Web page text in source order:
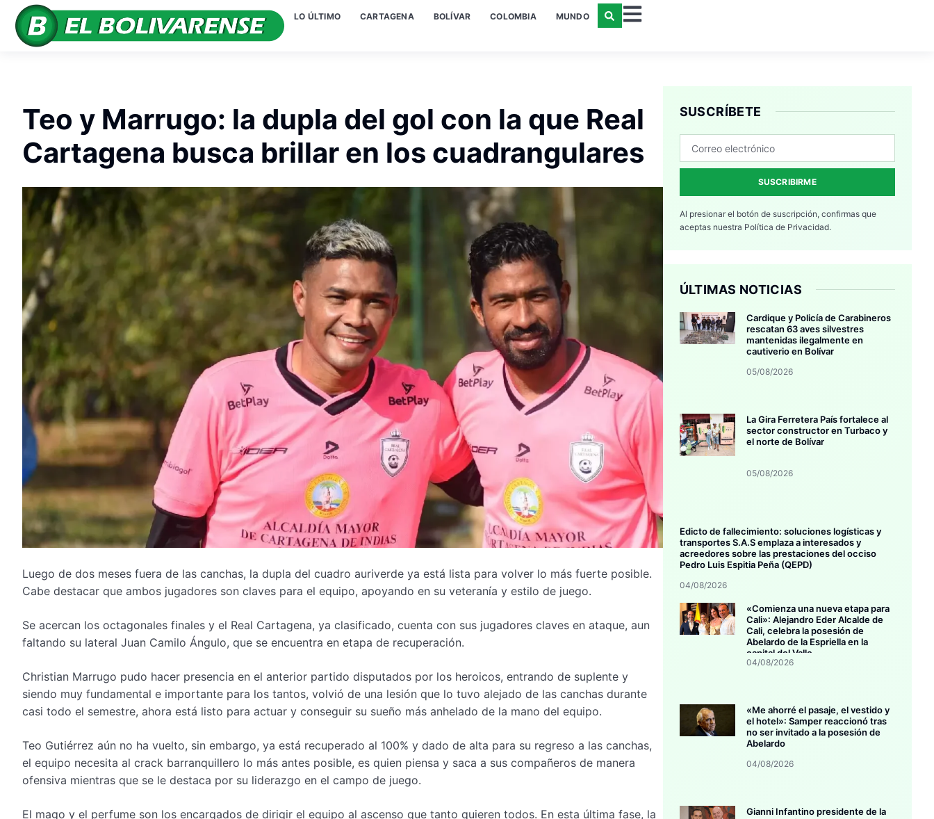
LO ÚLTIMO CARTAGENA BOLÍVAR COLOMBIA MUNDO
Teo y Marrugo: la dupla del gol con la que Real
Cartagena busca brillar en los cuadrangulares
Luego de dos meses fuera de las canchas, la dupla del cuadro auriverde ya está lista para volver lo más fuerte posible.
Cabe destacar que ambos jugadores son claves para el equipo, apoyando en su veteranía y estilo de juego.
Se acercan los octagonales finales y el Real Cartagena, ya clasificado, cuenta con sus jugadores claves en ataque, aun
faltando su lateral Juan Camilo Ángulo, que se encuentra en etapa de recuperación.
Christian Marrugo pudo hacer presencia en el anterior partido disputados por los heroicos, entrando de suplente y
siendo muy fundamental e importante para los tantos, volvió de una lesión que lo tuvo alejado de las canchas durante
casi todo el semestre, ahora está listo para actuar y conseguir su sueño más anhelado de la mano del equipo.
Teo Gutiérrez aún no ha vuelto, sin embargo, ya está recuperado al 100% y dado de alta para su regreso a las canchas,
el equipo necesita al crack barranquillero lo más antes posible, es quien piensa y saca a sus compañeros de manera
ofensiva mientras que se le destaca por su liderazgo en el campo de juego.
El mago y el perfume son los encargados de dirigir el equipo al ascenso que tanto quieren todos. En esta última fase, la
SUSCRÍBETE
SUSCRIBIRME
Al presionar el botón de suscripción, confirmas que
aceptas nuestra Política de Privacidad.
ÚLTIMAS NOTICIAS
Cardique y Policía de Carabineros
rescatan 63 aves silvestres
mantenidas ilegalmente en
cautiverio en Bolívar
05/08/2026
La Gira Ferretera País fortalece al
sector constructor en Turbaco y
el norte de Bolívar
05/08/2026
Edicto de fallecimiento: soluciones logísticas y
transportes S.A.S emplaza a interesados y
acreedores sobre las prestaciones del occiso
Pedro Luis Espitia Peña (QEPD)
04/08/2026
«Comienza una nueva etapa para
Cali»: Alejandro Eder Alcalde de
Cali, celebra la posesión de
Abelardo de la Espriella en la
capital del Valle
04/08/2026
«Me ahorré el pasaje, el vestido y
el hotel»: Samper reaccionó tras
no ser invitado a la posesión de
Abelardo
04/08/2026
Gianni Infantino presidente de la